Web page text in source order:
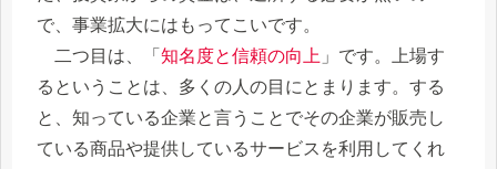
で、事業拡大にはもってこいです。
二つ目は、「 知名度と信頼の向上 」です。上場す
るということは、多くの人の目にとまります。する
と、知っている企業と言うことでその企業が販売し
ている商品や提供しているサービスを利用してくれ